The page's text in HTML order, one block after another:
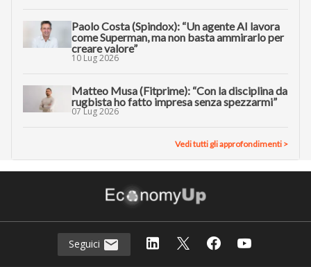
Paolo Costa (Spindox): “Un agente AI lavora
come Superman, ma non basta ammirarlo per
creare valore”
10 Lug 2026
Matteo Musa (Fitprime): “Con la disciplina da
rugbista ho fatto impresa senza spezzarmi”
07 Lug 2026
Vedi tutti gli approfondimenti >
Seguici